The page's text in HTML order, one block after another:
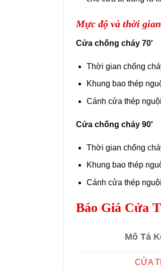
Mực độ và thời
Cửa chống cháy 70′
Thời gian chống
Khung bao thép
Cánh cửa thép
Cửa chống cháy 90′
Thời gian chống
Khung bao thép
Cánh cửa thép
Báo Giá Cửa
Mô Tả
CỬA